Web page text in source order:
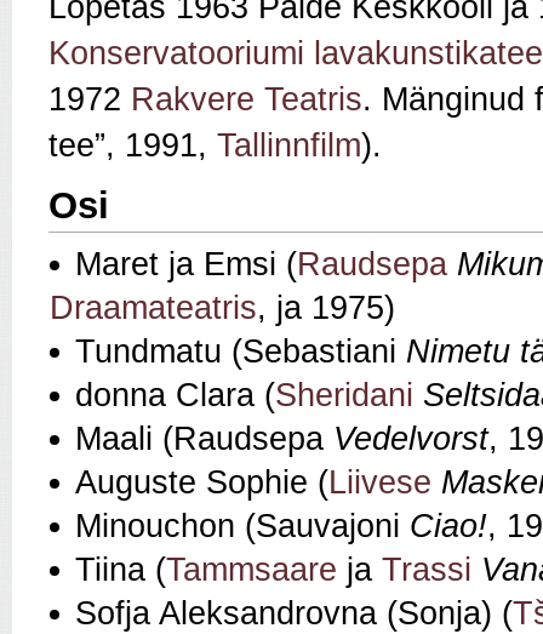
Lõpetas 1963 Paide Keskkooli
Konservatooriumi
1972 Rakvere Teatris. Mänginud
tee”, 1991, Tallinnfilm).
Osi
Maret ja Emsi (Raudsepa
Draamateatris, ja 1975)
Tundmatu (Sebastiani Nimetu
donna Clara (Sheridani
Maali (Raudsepa Vedelvorst,
Auguste Sophie (Liivese
Minouchon (Sauvajoni Ciao!,
Tiina (Tammsaare ja Trassi
Sofja Aleksandrovna (Sonja) (